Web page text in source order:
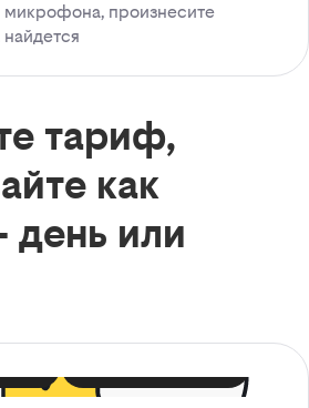
микрофона, произнесите
тариф,
как
день или